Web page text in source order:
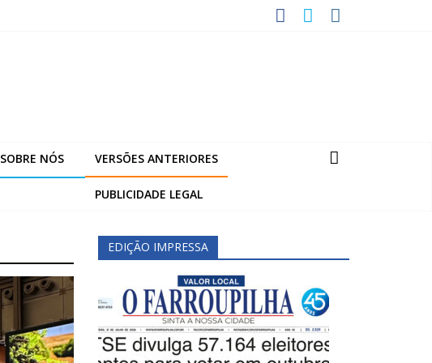
SOBRE NÓS VERSÕES ANTERIORES
PUBLICIDADE LEGAL
EDIÇÃO IMPRESSA